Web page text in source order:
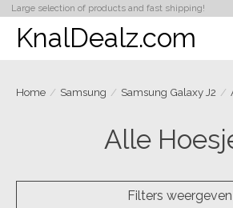
Large selection of products and fast shipping!
KnalDealz.com
Home / Samsung / Samsung Galaxy J2 /
Alle
Filters weergeven